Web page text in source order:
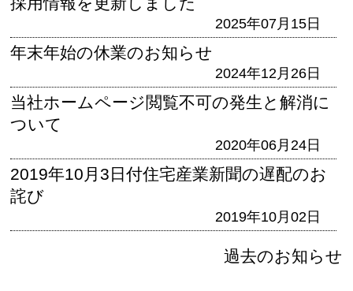
2025年07月15日
年末年始の休業のお知らせ
2024年12月26日
当社ホームページ閲覧不可の発生と解消に
ついて
2020年06月24日
2019年10月3日付住宅産業新聞の遅配のお
詫び
2019年10月02日
過去のお知らせ